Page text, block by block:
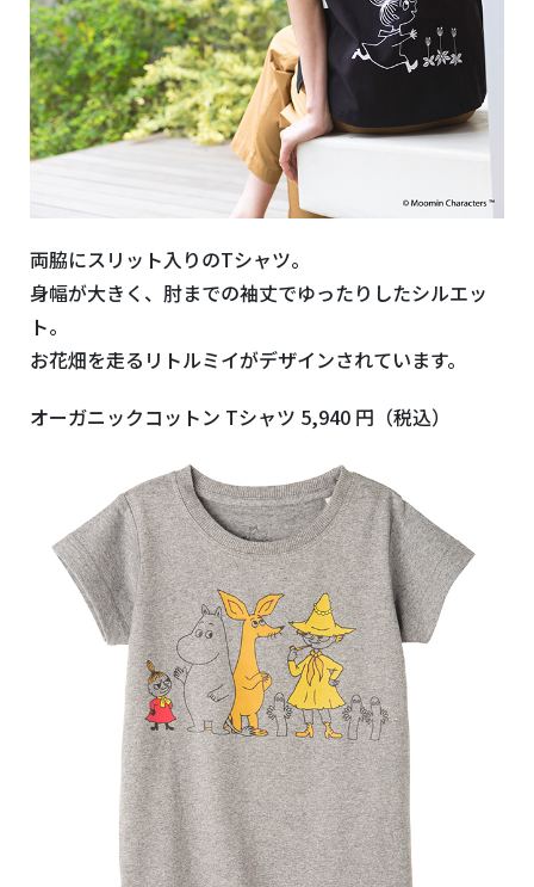
両脇にスリット入りのTシャツ。
身幅が大きく、肘までの袖丈でゆったりしたシルエッ
ト。
お花畑を走るリトルミイがデザインされています。
オーガニックコットン Tシャツ 5,940 円（税込）